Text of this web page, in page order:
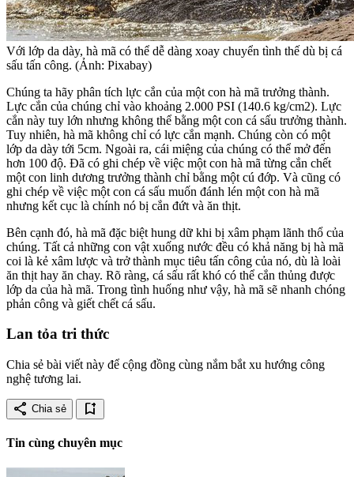
Với lớp da dày, hà mã có thể dễ dàng xoay chuyển tình thế dù bị cá
sấu tấn công. (Ảnh: Pixabay)
Chúng ta hãy phân tích lực cắn của một con hà mã trưởng thành.
Lực cắn của chúng chỉ vào khoảng 2.000 PSI (140.6 kg/cm2). Lực
cắn này tuy lớn nhưng không thể bằng một con cá sấu trưởng thành.
Tuy nhiên, hà mã không chỉ có lực cắn mạnh. Chúng còn có một
lớp da dày tới 5cm. Ngoài ra, cái miệng của chúng có thể mở đến
hơn 100 độ. Đã có ghi chép về việc một con hà mã từng cắn chết
một con linh dương trưởng thành chỉ bằng một cú đớp. Và cũng có
ghi chép về việc một con cá sấu muốn đánh lén một con hà mã
nhưng kết cục là chính nó bị cắn đứt và ăn thịt.
Bên cạnh đó, hà mã đặc biệt hung dữ khi bị xâm phạm lãnh thổ của
chúng. Tất cả những con vật xuống nước đều có khả năng bị hà mã
coi là kẻ xâm lược và trở thành mục tiêu tấn công của nó, dù là loài
ăn thịt hay ăn chay. Rõ ràng, cá sấu rất khó có thể cắn thủng được
lớp da của hà mã. Trong tình huống như vậy, hà mã sẽ nhanh chóng
phản công và giết chết cá sấu.
Lan tỏa tri thức
Chia sẻ bài viết này để cộng đồng cùng nắm bắt xu hướng công
nghệ tương lai.
share Chia sẻ bookmark_add
Tin cùng chuyên mục